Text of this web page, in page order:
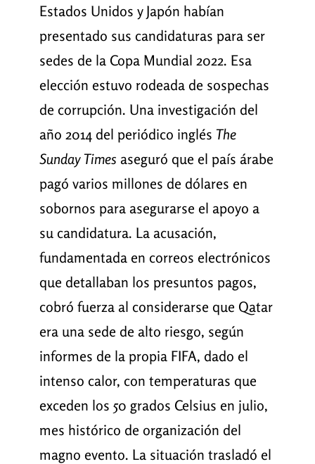
Estados Unidos y Japón habían
presentado sus candidaturas para ser
sedes de la Copa Mundial 2022. Esa
elección estuvo rodeada de sospechas
de corrupción. Una investigación del
año 2014 del periódico inglés The
Sunday Times aseguró que el país árabe
pagó varios millones de dólares en
sobornos para asegurarse el apoyo a
su candidatura. La acusación,
fundamentada en correos electrónicos
que detallaban los presuntos pagos,
cobró fuerza al considerarse que Qatar
era una sede de alto riesgo, según
informes de la propia FIFA, dado el
intenso calor, con temperaturas que
exceden los 50 grados Celsius en julio,
mes histórico de organización del
magno evento. La situación trasladó el